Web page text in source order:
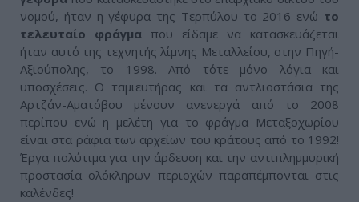
νομού, ήταν η γέφυρα της Τερπύλου το 2016 ενώ το
τελευταίο φράγμα που είδαμε να κατασκευάζεται
ήταν αυτό της τεχνητής λίμνης Μεταλλείου, στην Πηγή-
Αξιούπολης, το 1998. Από τότε μόνο λόγια και
υποσχέσεις. Ο ταμιευτήρας και τα αντλιοστάσια της
Αρτζάν-Αματόβου μένουν ανενεργά από το 2008
περίπου ενώ η μελέτη για το φράγμα Μεταξοχωρίου
είναι στα ράφια των αρχείων του κράτους από το 1992!
Έργα πολύτιμα για την άρδευση και την αντιπλημμυρική
προστασία ολόκληρων περιοχών παραπέμπονται στις
καλένδες!